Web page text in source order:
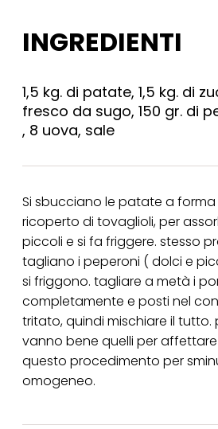
INGREDIENTI
1,5 kg. di patate, 1,5 kg. di
fresco da sugo, 150 gr. di
, 8 uova, sale
Si sbucciano le patate a
ricoperto di tovaglioli, per
piccoli e si fa friggere. stesso
tagliano i peperoni ( dolci e
si friggono. tagliare a metà i
completamente e posti nel
tritato, quindi mischiare il
vanno bene quelli per
questo procedimento per
omogeneo.